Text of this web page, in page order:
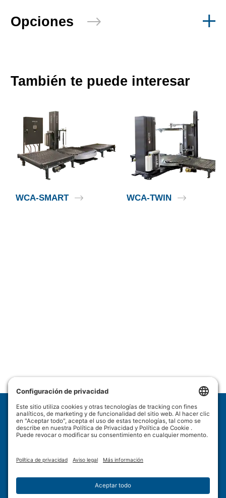
Opciones
También te puede interesar
WCA-SMART WCA-TWIN
209 Wulftec
Descargo de responsabilidad